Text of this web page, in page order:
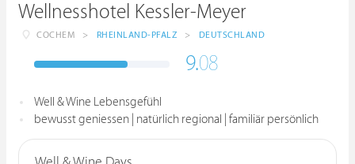
Wellnesshotel Kessler-Meyer
COCHEM > RHEINLAND-PFALZ > DEUTSCHLAND
9.08
Well & Wine Lebensgefühl
bewusst geniessen | natürlich regional | familiär persönlich